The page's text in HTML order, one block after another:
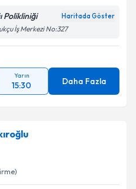
Polikliniği Haritada Göster
İş Merkezi No:327
Yarın
15:30 Daha Fazla